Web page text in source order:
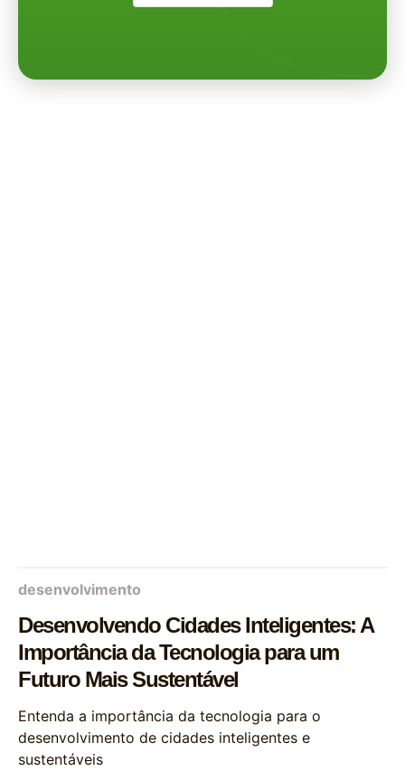
desenvolvimento
Desenvolvendo Cidades Inteligentes: A
Importância da Tecnologia para um
Futuro Mais Sustentável
Entenda a importância da tecnologia para o
desenvolvimento de cidades inteligentes e
sustentáveis